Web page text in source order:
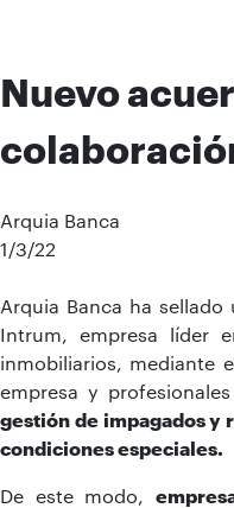
Nuevo
Arquia Banca
1/3/22
Arquia Banca ha
Intrum, empresa líder
inmobiliarios, mediante
empresa y
gestión de impagados y
condiciones especiales.
De este modo,